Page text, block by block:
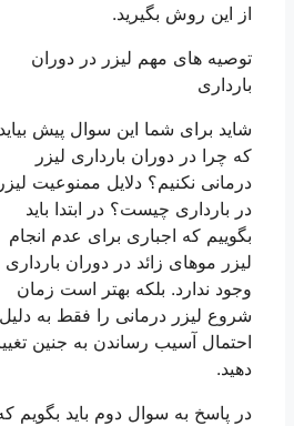
از این روش بگیرید.
توصیه های مهم لیزر در دوران
بارداری
شاید برای شما این سوال پیش بیاید
که چرا در دوران بارداری لیزر
درمانی نکنیم؟ دلایل ممنوعیت لیزر
در بارداری چیست؟ در ابتدا باید
بگوییم که اجباری برای عدم انجام
لیزر موهای زائد در دوران بارداری
وجود ندارد. بلکه بهتر است زمان
شروع لیزر درمانی را فقط به دلیل
احتمال آسیب رساندن به جنین تغییر
دهید.
در پاسخ به سوال دوم باید بگویم که